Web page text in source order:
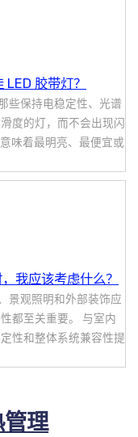
胶带灯？
些保持电稳定性、光谱
度的灯，而不会出现闪
味着最明亮、最便宜或
我应该考虑什么？
景观照明和外部装饰应
都至关重要。 与室内
性和整体系统兼容性提
理